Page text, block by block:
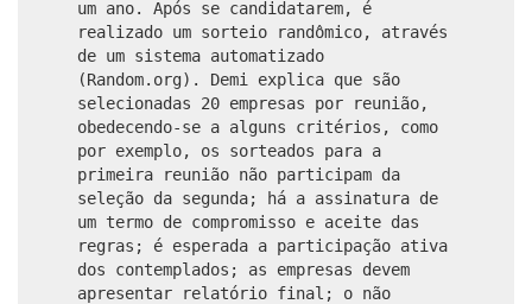
um ano. Após se candidatarem, é
realizado um sorteio randômico, através
de um sistema automatizado
(Random.org). Demi explica que são
selecionadas 20 empresas por reunião,
obedecendo-se a alguns critérios, como
por exemplo, os sorteados para a
primeira reunião não participam da
seleção da segunda; há a assinatura de
um termo de compromisso e aceite das
regras; é esperada a participação ativa
dos contemplados; as empresas devem
apresentar relatório final; o não